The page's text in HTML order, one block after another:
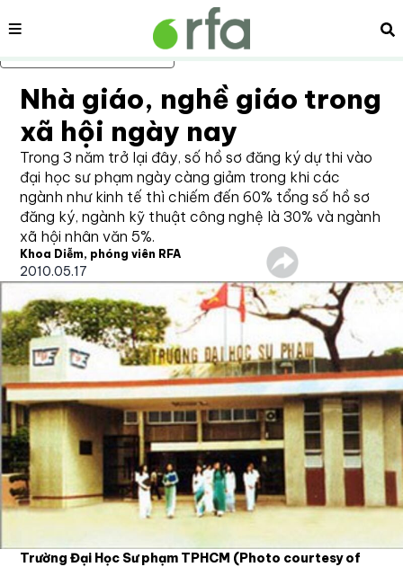
Bỏ qua nội dung chính
Nội dung
Nhà giáo, nghề giáo trong
xã hội ngày nay
Trong 3 năm trở lại đây, số hồ sơ đăng ký dự thi vào
đại học sư phạm ngày càng giảm trong khi các
ngành như kinh tế thì chiếm đến 60% tổng số hồ sơ
đăng ký, ngành kỹ thuật công nghệ là 30% và ngành
xã hội nhân văn 5%.
Khoa Diễm, phóng viên RFA
2010.05.17
Trường Đại Học Sư phạm TPHCM (Photo courtesy of